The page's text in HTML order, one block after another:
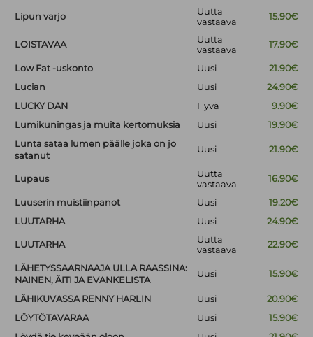
Lipun varjo
Uutta
vastaava
15.90€
LOISTAVAA
Uutta
vastaava
17.90€
Low Fat -uskonto Uusi
21.90€
Lucian
Uusi
24.90€
LUCKY DAN
Hyvä
9.90€
Lumikuningas ja muita kertomuksia
Uusi
19.90€
Lunta sataa lumen päälle joka on jo
satanut
Uusi 21.90€
Lupaus
Uutta
vastaava
16.90€
Luuserin muistiinpanot Uusi
19.20€
LUUTARHA
Uusi 24.90€
LUUTARHA
Uutta
vastaava
22.90€
LÄHETYSSAARNAAJA ULLA RAASSINA:
NAINEN, ÄITI JA EVANKELISTA
Uusi 15.90€
LÄHIKUVASSA RENNY HARLIN Uusi
20.90€
LÖYTÖTAVARAA
Uusi
15.90€